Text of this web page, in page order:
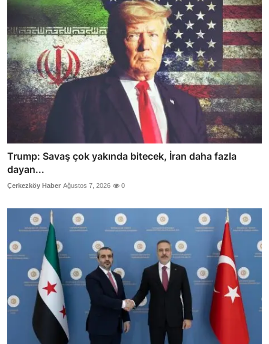
Trump: Savaş çok yakında bitecek, İran daha fazla
dayan...
Çerkezköy Haber Ağustos 7, 2026 0